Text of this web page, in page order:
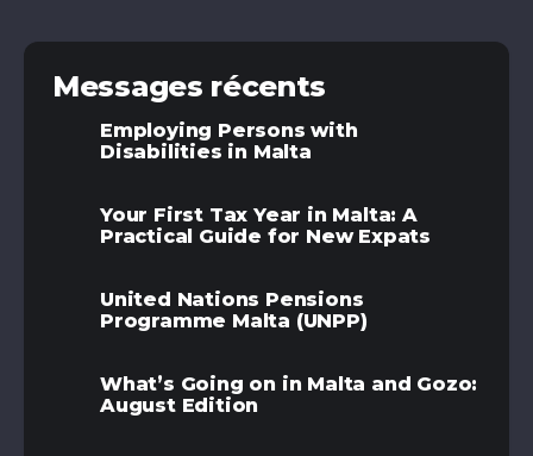
Messages récents
Employing Persons with
Disabilities in Malta
Your First Tax Year in Malta: A
Practical Guide for New Expats
United Nations Pensions
Programme Malta (UNPP)
What’s Going on in Malta and Gozo:
August Edition